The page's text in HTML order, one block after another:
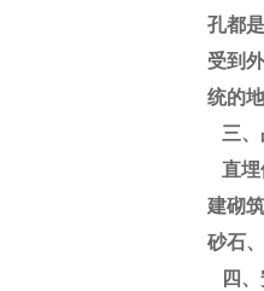
孔都
受到
统的
三、
直埋
建砌
砂石
四、